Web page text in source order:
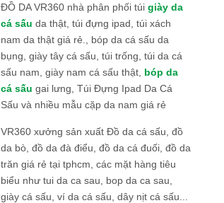
ĐỒ DA VR360 nhà phân phối túi giày da
cá sấu da thật, túi đựng ipad, túi xách
nam da thật giá rẻ., bóp da cá sấu da
bụng, giày tây cá sấu, túi trống, túi da cá
sấu nam, giày nam cá sấu thật, bóp da
cá sấu gai lưng, Túi Đựng Ipad Da Cá
Sấu và nhiều mẫu cặp da nam giá rẻ
VR360 xưởng sản xuất Đồ da cá sấu, đồ
da bò, đồ da đà điểu, đồ da cá đuối, đồ da
trăn giá rẻ tại tphcm, các mặt hàng tiêu
biểu như tui da ca sau, bop da ca sau,
giày cá sấu, ví da cá sấu, dây nịt cá sấu...